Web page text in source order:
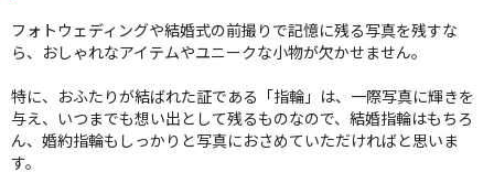
フォトウェディングや結婚式の前撮りで記憶に残る写真を残すな
ら、おしゃれなアイテムやユニークな小物が欠かせません。
特に、おふたりが結ばれた証である「指輪」は、一際写真に輝きを
与え、いつまでも想い出として残るものなので、結婚指輪はもちろ
ん、婚約指輪もしっかりと写真におさめていただければと思いま
す。